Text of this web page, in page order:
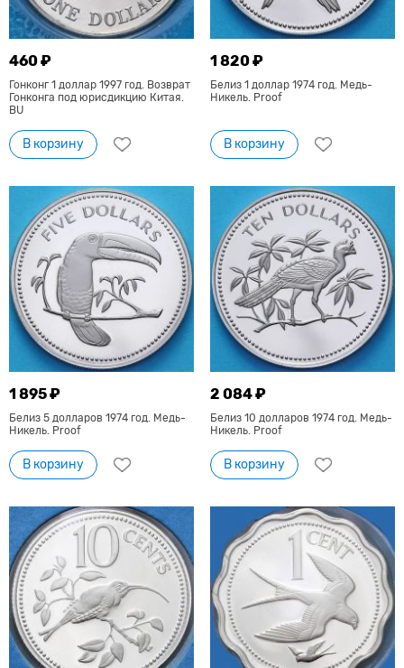
460 ₽
Гонконг 1 доллар 1997 год. Возврат
Гонконга под юрисдикцию Китая.
BU
В корзину
1 820 ₽
Белиз 1 доллар 1974 год. Медь-
Никель. Proof
В корзину
1 895 ₽
Белиз 5 долларов 1974 год. Медь-
Никель. Proof
В корзину
2 084 ₽
Белиз 10 долларов 1974 год. Медь-
Никель. Proof
В корзину